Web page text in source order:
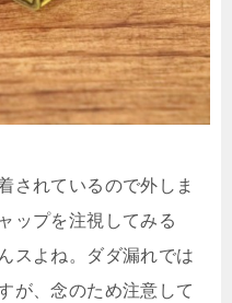
されているので外しま
ップを注視してみる
スよね。ダダ漏れでは
が、念のため注意して